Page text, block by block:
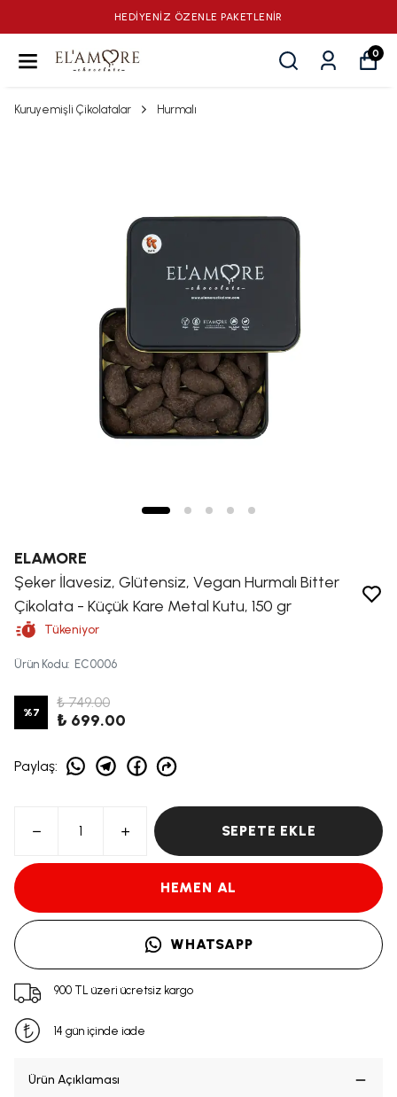
HEDİYENİZ ÖZENLE PAKETLENİR
0
Kuruyemişli Çikolatalar Hurmalı
ELAMORE
Şeker İlavesiz, Glütensiz, Vegan Hurmalı Bitter
Çikolata - Küçük Kare Metal Kutu, 150 gr
Tükeniyor
Ürün Kodu: EC0006
%7
₺ 749.00
₺ 699.00
Paylaş:
SEPETE EKLE
HEMEN AL
WHATSAPP
900 TL üzeri ücretsiz kargo
14 gün içinde iade
Ürün Açıklaması